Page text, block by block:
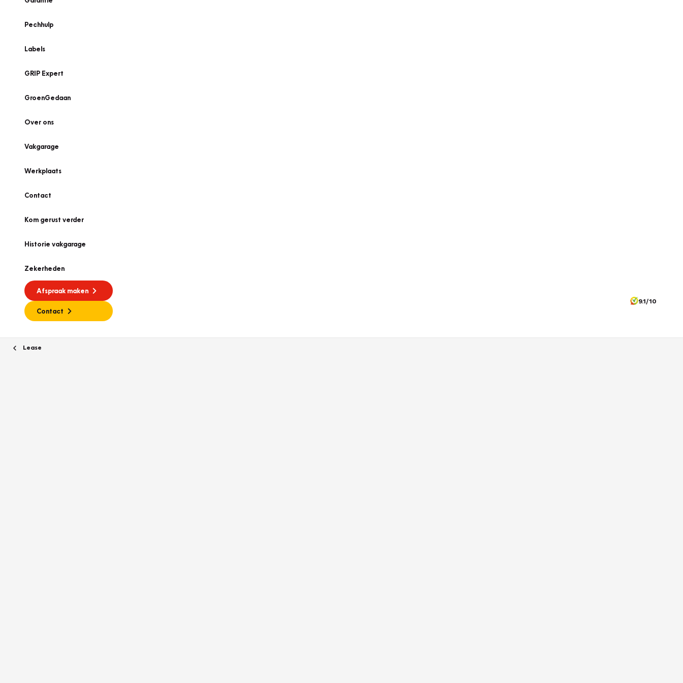
Pechhulp
Labels
GRIP Expert
GroenGedaan
Over ons
Vakgarage
Werkplaats
Contact
Kom gerust verder
Historie vakgarage
Zekerheden
Afspraak maken
Contact
9.1/10
Lease